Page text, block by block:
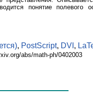
понятие полевого
, PostScript, DVI ,
abs/math-ph/0402003